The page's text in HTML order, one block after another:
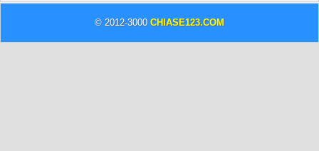
© 2012-3000 CHIASE123.COM